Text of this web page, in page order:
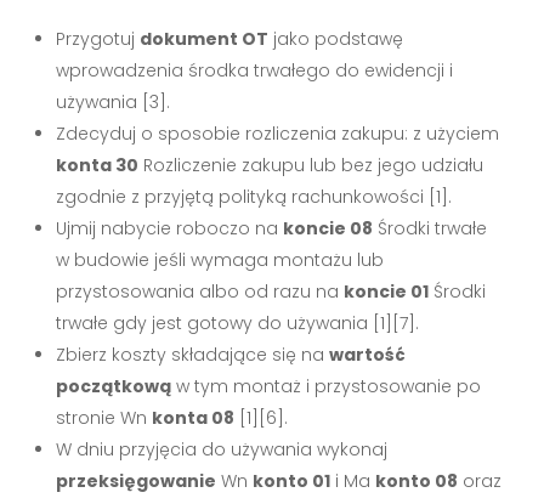
Przygotuj dokument OT jako podstawę
wprowadzenia środka trwałego do ewidencji i
używania [3].
Zdecyduj o sposobie rozliczenia zakupu: z użyciem
konta 30 Rozliczenie zakupu lub bez jego udziału
zgodnie z przyjętą polityką rachunkowości [1].
Ujmij nabycie roboczo na koncie 08 Środki trwałe
w budowie jeśli wymaga montażu lub
przystosowania albo od razu na koncie 01 Środki
trwałe gdy jest gotowy do używania [1][7].
Zbierz koszty składające się nawartość
początkową w tym montaż i przystosowanie po
stronie Wn konta 08 [1][6].
W dniu przyjęcia do używania wykonaj
przeksięgowanie Wn konto 01 i Ma konto 08 oraz